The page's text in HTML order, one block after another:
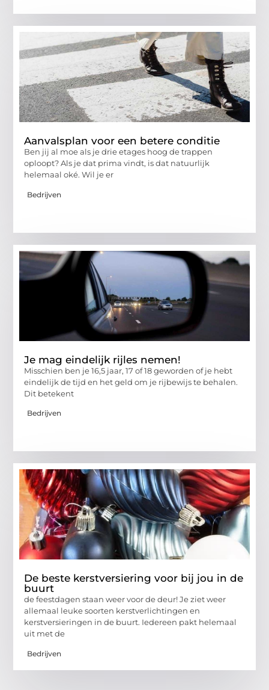
Aanvalsplan voor een betere conditie
Ben jij al moe als je drie etages hoog de trappen
oploopt? Als je dat prima vindt, is dat natuurlijk
helemaal oké. Wil je er
Bedrijven
Je mag eindelijk rijles nemen!
Misschien ben je 16,5 jaar, 17 of 18 geworden of je hebt
eindelijk de tijd en het geld om je rijbewijs te behalen.
Dit betekent
Bedrijven
De beste kerstversiering voor bij jou in de
buurt
de feestdagen staan weer voor de deur! Je ziet weer
allemaal leuke soorten kerstverlichtingen en
kerstversieringen in de buurt. Iedereen pakt helemaal
uit met de
Bedrijven